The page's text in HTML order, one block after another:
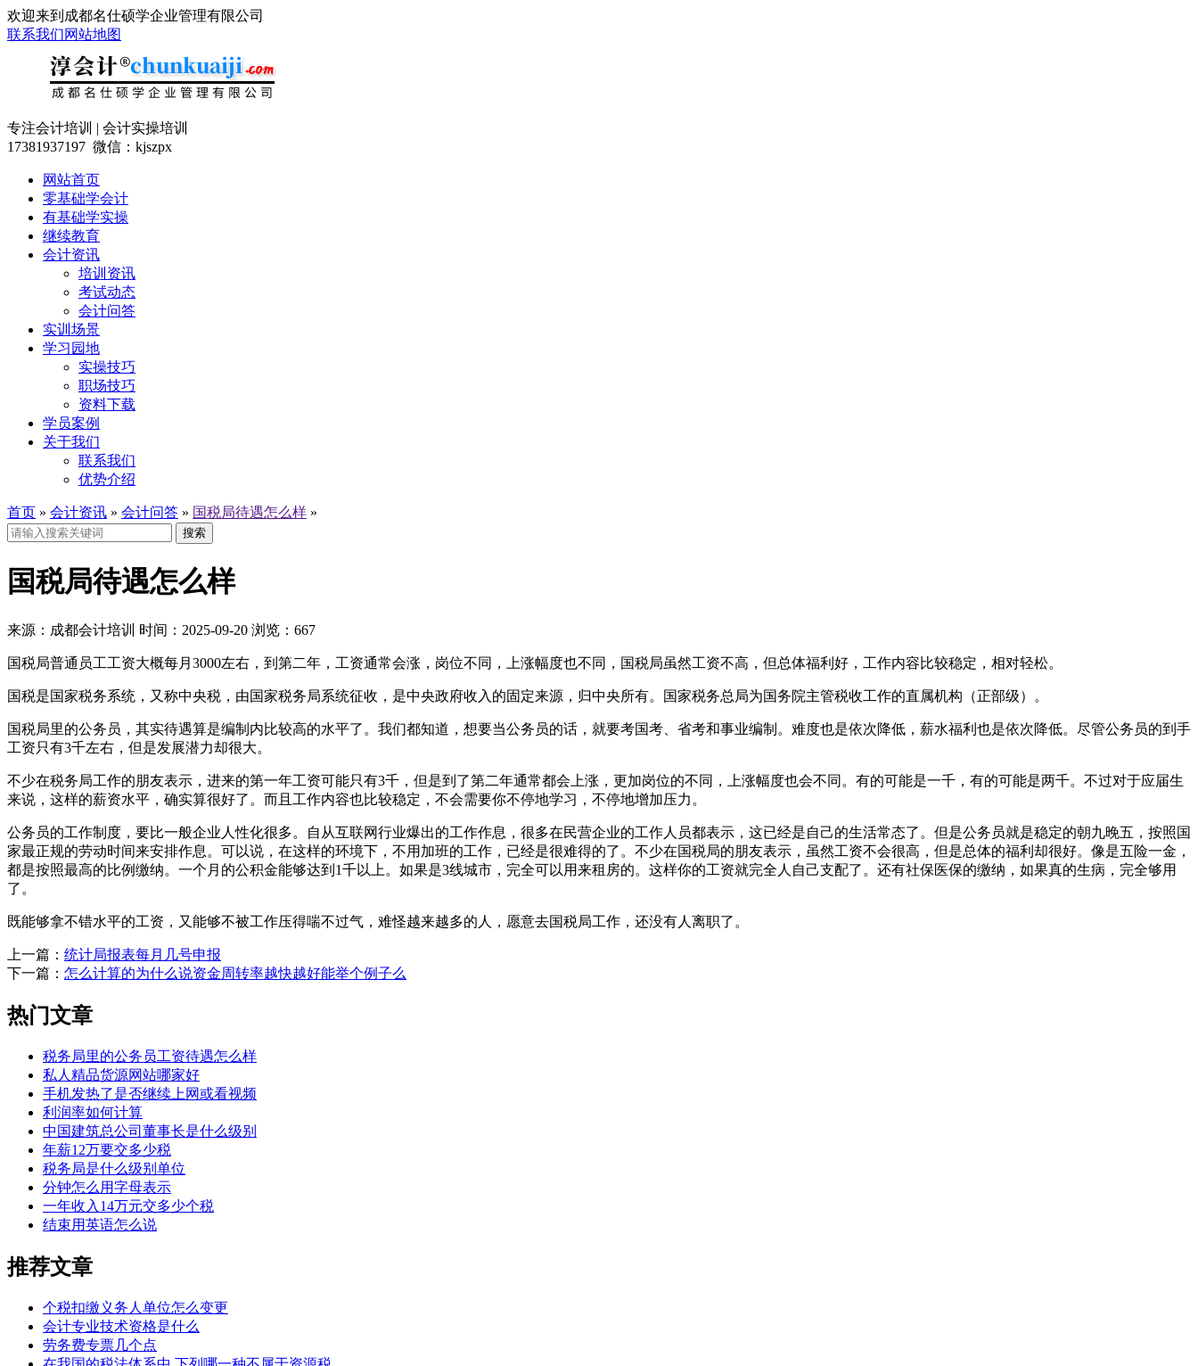
欢迎来到成都名仕硕学企业管理有限公司
联系我们网站地图
专注会计培训 | 会计实操培训
17381937197 微信：kjszpx
网站首页
零基础学会计
有基础学实操
继续教育
会计资讯
培训资讯
考试动态
会计问答
实训场景
学习园地
实操技巧
职场技巧
资料下载
学员案例
关于我们
联系我们
优势介绍
首页 » 会计资讯 » 会计问答 » 国税局待遇怎么样 »
搜索
国税局待遇怎么样
来源： 成都会计培训 时间： 2025-09-20 浏览： 667
国税局普通员工工资大概每月3000左右，到第二年，工资通常会涨，岗位不同，上涨幅度也不同，国税局虽然工资不高，但总体福利好，工作内容比较稳定，相对轻松。
国税是国家税务系统，又称中央税，由国家税务局系统征收，是中央政府收入的固定来源，归中央所有。国家税务总局为国务院主管税收工作的直属机构（正部级）。
国税局里的公务员，其实待遇算是编制内比较高的水平了。我们都知道，想要当公务员的话，就要考国考、省考和事业编制。难度也是依次降低，薪水福利也是依次降低。尽管公务员的到手
工资只有3千左右，但是发展潜力却很大。
不少在税务局工作的朋友表示，进来的第一年工资可能只有3千，但是到了第二年通常都会上涨，更加岗位的不同，上涨幅度也会不同。有的可能是一千，有的可能是两千。不过对于应届生
来说，这样的薪资水平，确实算很好了。而且工作内容也比较稳定，不会需要你不停地学习，不停地增加压力。
公务员的工作制度，要比一般企业人性化很多。自从互联网行业爆出的工作作息，很多在民营企业的工作人员都表示，这已经是自己的生活常态了。但是公务员就是稳定的朝九晚五，按照国
家最正规的劳动时间来安排作息。可以说，在这样的环境下，不用加班的工作，已经是很难得的了。不少在国税局的朋友表示，虽然工资不会很高，但是总体的福利却很好。像是五险一金，
都是按照最高的比例缴纳。一个月的公积金能够达到1千以上。如果是3线城市，完全可以用来租房的。这样你的工资就完全人自己支配了。还有社保医保的缴纳，如果真的生病，完全够用
了。
既能够拿不错水平的工资，又能够不被工作压得喘不过气，难怪越来越多的人，愿意去国税局工作，还没有人离职了。
上一篇： 统计局报表每月几号申报
下一篇： 怎么计算的为什么说资金周转率越快越好能举个例子么
热门文章
税务局里的公务员工资待遇怎么样
私人精品货源网站哪家好
手机发热了是否继续上网或看视频
利润率如何计算
中国建筑总公司董事长是什么级别
年薪12万要交多少税
税务局是什么级别单位
分钟怎么用字母表示
一年收入14万元交多少个税
结束用英语怎么说
推荐文章
个税扣缴义务人单位怎么变更
会计专业技术资格是什么
劳务费专票几个点